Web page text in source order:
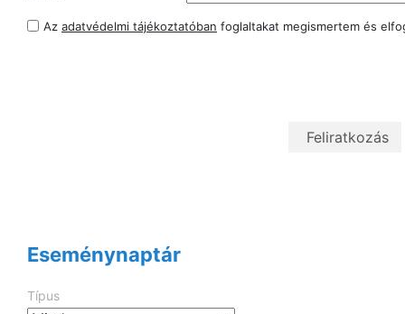
Az adatvédelmi tájékoztatóban foglaltakat megismertem és
Eseménynaptár
Típus